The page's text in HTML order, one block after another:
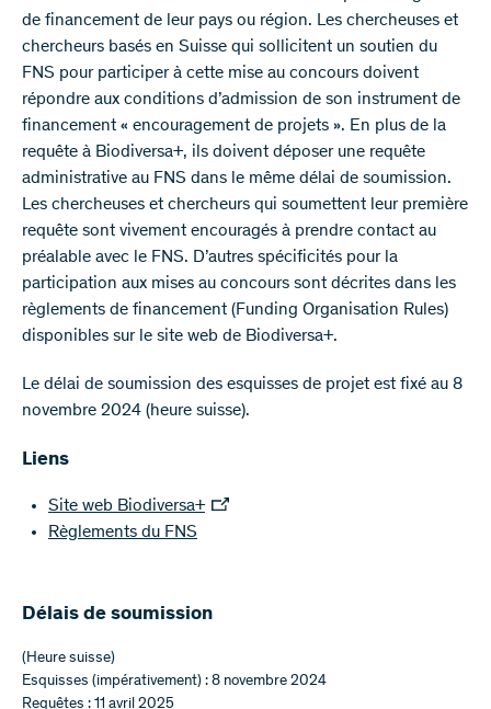
de financement de leur pays ou région. Les chercheuses et
chercheurs basés en Suisse qui sollicitent un soutien du
FNS pour participer à cette mise au concours doivent
répondre aux conditions d’admission de son instrument de
financement « encouragement de projets ». En plus de la
requête à Biodiversa+, ils doivent déposer une requête
administrative au FNS dans le même délai de soumission.
Les chercheuses et chercheurs qui soumettent leur première
requête sont vivement encouragés à prendre contact au
préalable avec le FNS. D’autres spécificités pour la
participation aux mises au concours sont décrites dans les
règlements de financement (Funding Organisation Rules)
disponibles sur le site web de Biodiversa+.
Le délai de soumission des esquisses de projet est fixé au 8
novembre 2024 (heure suisse).
Liens
Site web Biodiversa+
Règlements du FNS
Délais de soumission
(Heure suisse)
Esquisses (impérativement) : 8 novembre 2024
Requêtes : 11 avril 2025